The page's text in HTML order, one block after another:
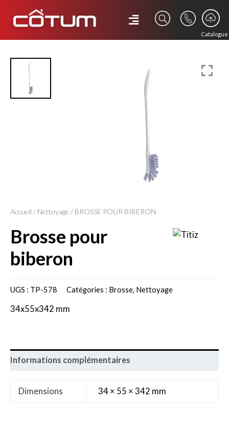
Catalogue
Accueil / Nettoyage / BROSSE POUR BIBERON
brosse pour
biberon
UGS : TP-578 Catégories : Brosse, Nettoyage
34x55x342 mm
Informations complémentaires
Dimensions 34 × 55 × 342 mm